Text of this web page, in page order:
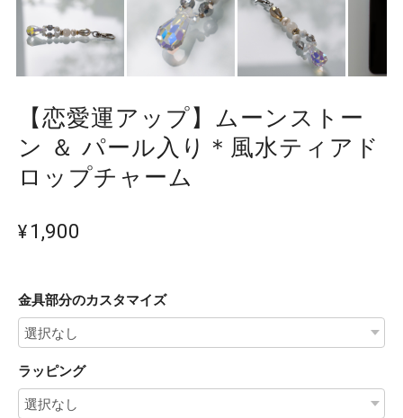
【恋愛運アップ】ムーンストー
ン ＆ パール入り＊風水ティアド
ロップチャーム
¥1,900
金具部分のカスタマイズ
ラッピング